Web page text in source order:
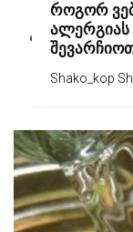
როგორ
Shako_kop